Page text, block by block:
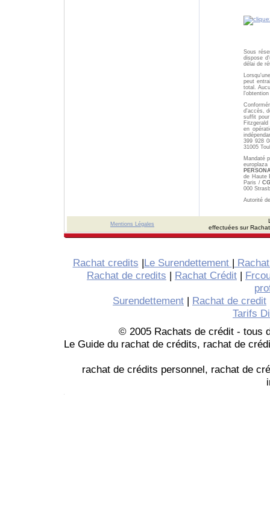
Sous
dispose
délai de
peut
total.
d'accès,
suffit
en
399 928
31005
Mandaté
de Haute
Paris /
000
Autorité
Mentions Légales
effectuées sur
Rachat credits |Le Surendettement |
Rachat de credits | Rachat Crédit |
Surendettement | Rachat de credit
Tarifs
© 2005 Rachats de crédit - tous
Le Guide du rachat de crédits, rachat de
rachat de crédits personnel, rachat de